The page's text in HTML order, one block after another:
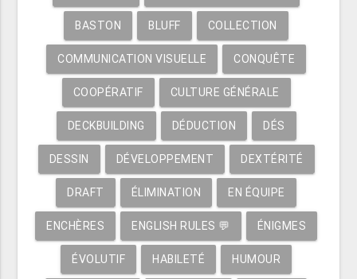
BASTON BLUFF COLLECTION
COMMUNICATION VISUELLE CONQUÊTE
COOPÉRATIF CULTURE GÉNÉRALE
DECKBUILDING DÉDUCTION DÉS
DESSIN DÉVELOPPEMENT DEXTÉRITÉ
DRAFT ÉLIMINATION EN ÉQUIPE
ENCHÈRES ENGLISH RULES 💬 ÉNIGMES
ÉVOLUTIF HABILETÉ HUMOUR